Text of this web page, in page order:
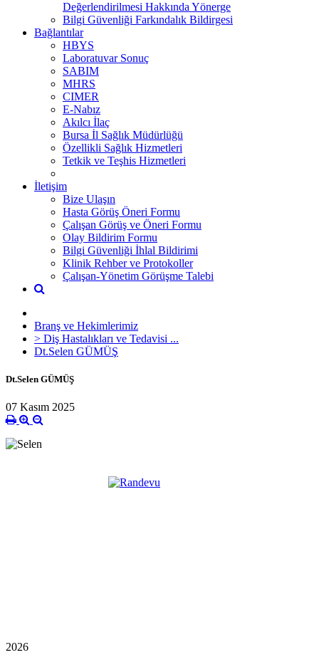
Değerlendirilmesi Hakkında Yönerge
Bilgi Güvenliği Farkındalık Bildirgesi
Bağlantılar
HBYS
Laboratuvar Sonuç
SABIM
MHRS
CIMER
E-Nabız
Akılcı İlaç
Bursa İl Sağlık Müdürlüğü
Özellikli Sağlık Hizmetleri
Tetkik ve Teşhis Hizmetleri
İletişim
Bize Ulaşın
Hasta Görüş Öneri Formu
Çalışan Görüş ve Öneri Formu
Olay Bildirim Formu
Bilgi Güvenliği İhlal Bildirimi
Klinik Rehber ve Protokoller
Çalışan-Yönetim Görüşme Talebi
Branş ve Hekimlerimiz
> Diş Hastalıkları ve Tedavisi ...
Dt.Selen GÜMÜŞ
Dt.Selen GÜMÜŞ
07 Kasım 2025
2026